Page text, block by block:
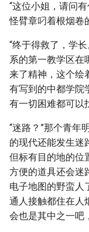
“这位小姐，请问
怪臂章叼着根烟卷
“终于得救了，学
系的第一教学区在
来了精神，这个绘
有写到的中都学院
有一切困难都可以
“迷路？”那个青年
的现代还能发生迷
但标有目的地的位
方便的道具还会迷
电子地图的野蛮人
通人接触都住在人
会也是其中之一吧